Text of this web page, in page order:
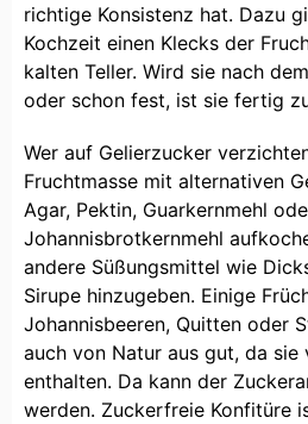
richtige Konsistenz hat. Dazu
Kochzeit einen Klecks der
kalten Teller. Wird sie nach
oder schon fest, ist sie fertig
Wer auf Gelierzucker
Fruchtmasse mit alternativen
Agar, Pektin, Guarkernmehl
Johannisbrotkernmehl
andere Süßungsmittel wie
Sirupe hinzugeben. Einige
Johannisbeeren, Quitten oder
auch von Natur aus gut, da sie
enthalten. Da kann der
werden. Zuckerfreie Konfitüre